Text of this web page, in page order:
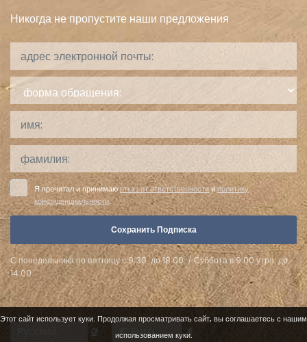
Этот сайт использует куки. Продолжая просматривать сайт, вы соглашаетесь с нашим
использованием куки.
Никогда не пропустите наши предложения
обращения:
Я прочитал и принимаюотказ от ответственностииполитику
конфиденциальности.
Сохранить Подписка
С понедельника по пятницу с 9:30. до 18:00. / Суббота в 9:00 утра. до
14:00.